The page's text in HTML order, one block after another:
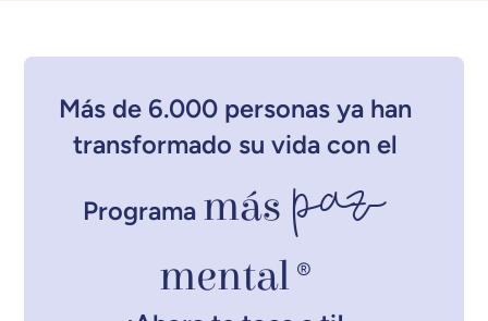
Más de 6.000 personas ya han
transformado su vida con el
Programa más paz
mental ®